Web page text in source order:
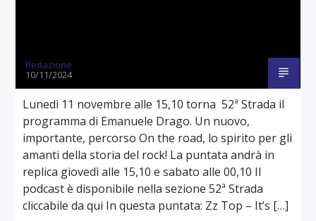
Redazione
10/11/2024
Lunedì 11 novembre alle 15,10 torna 52ª Strada il
programma di Emanuele Drago. Un nuovo,
importante, percorso On the road, lo spirito per gli
amanti della storia del rock! La puntata andrà in
replica giovedì alle 15,10 e sabato alle 00,10 Il
podcast è disponibile nella sezione 52ª Strada
cliccabile da qui In questa puntata: Zz Top – It’s […]